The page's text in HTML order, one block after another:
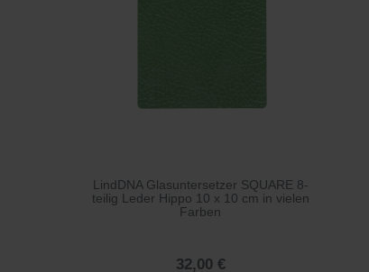
LindDNA Glasuntersetzer SQUARE 8-
teilig Leder Hippo 10 x 10 cm in vielen
Farben
32,00 €